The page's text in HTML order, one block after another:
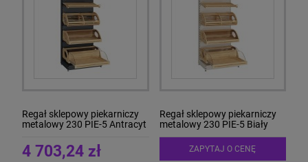
Regał sklepowy piekarniczy
metalowy 230 PIE-5 Antracyt
4 703,24 zł
Regał sklepowy piekarniczy
metalowy 230 PIE-5 Biały
ZAPYTAJ O CENĘ